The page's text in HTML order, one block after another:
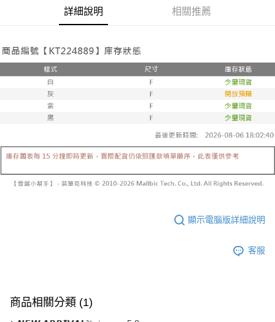
2.透過簡訊連結打開帳單後，可選擇「超商條碼／台灣大直營門市／銀行轉
帳／街口支付／iPASS MONEY」等通路繳費。
1.本服務係由「台灣大哥大股份有限公司」（以下簡稱本公司）所提供，讓
買賣價金債權讓與本公司後，依約使用本公司帳單繳交帳款。
2.基於同意付款使用「大哥付你分期」之契約關係目的，商店將以您的個人
資料（包含姓名、電話或地址）提供予台灣大哥大進項蒐集、處理及利用，
由本公司與您本人進行分期帳單所需資料之確認、核對及更正。
3.完整用戶服務條款，請詳閱以下連結：
https://oppay.tw/userRule
結帳頁面，進行簡訊認證並確認金額後，即可完成結帳。
※ 請注意：結帳手續完成當下不需立刻繳費，但若您需要取消訂單，請聯絡
購買商品的店家。未經商家同意取消之訂單仍視為有效，需透過AFTEE先享
後付繳納相關費用。
※ 交易是否成功請以「AFTEE先享後付 」之結帳頁面顯示為準，若有關於
是否繳費成功／繳費後需取消欲退款等相關疑問，請聯繫「AFTEE先享後付
客戶支援中心」
https://netprotections.freshdesk.com/support/home
易，需依本服務之必要範圍內提供個人資料，並將交易相關給付款項請求債
２．關於個人資料處理事宜，請瀏覽以下網址：
https://aftee.tw/terms/#terms3
付款後全家取貨
每筆NT$60，滿NT$1,600(含以上)免運費
已關閉，請勿下單
每筆NT$10,000
已關閉，請勿下單(付取)
每筆NT$10,000
每筆NT$60，滿NT$1,600(含以上)免運費
查看運費
詳細說明 相關推薦
顯示電腦版詳細說明
客服
商品相關分類 (1)